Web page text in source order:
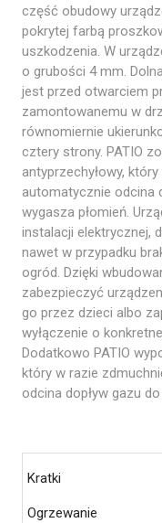
część obudowy
pokrytej farbą
uszkodzenia. W
o grubości 4 mm.
jest przed otwarciem
zamontowanemu w
równomiernie
cztery strony. PATIO
antyprzechyłowy,
automatycznie odcina
wygasza płomień.
instalacji elektrycznej,
nawet w przypadku
ogród. Dzięki
zabezpieczyć
go przez dzieci albo
wyłączenie o
Dodatkowo PATIO
który w razie
odcina dopływ gazu
Kratki
Ogrzewanie